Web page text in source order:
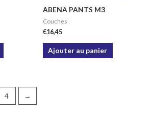
ABENA PANTS M3
Couches
€16,45
Ajouter au panier
4 →